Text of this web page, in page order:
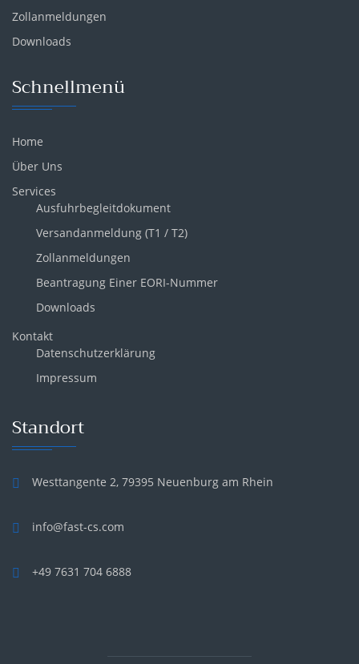
Zollanmeldungen
Downloads
Schnellmenü
Home
Über Uns
Services
Ausfuhrbegleitdokument
Versandanmeldung (T1 / T2)
Zollanmeldungen
Beantragung Einer EORI-Nummer
Downloads
Kontakt
Datenschutzerklärung
Impressum
Standort
Westtangente 2, 79395 Neuenburg am Rhein
info@fast-cs.com
+49 7631 704 6888